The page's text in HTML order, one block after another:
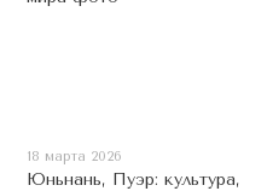
18 марта 2026
Юньнань, Пуэр: культура,